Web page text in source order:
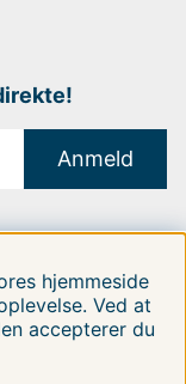
EFTER:
Anmeld
hjemmeside
Ved at
accepterer du